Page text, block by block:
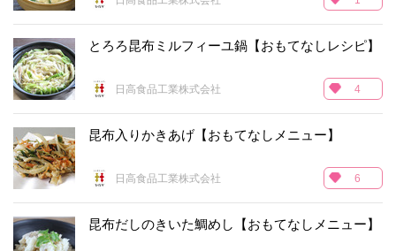
とろろ昆布ミルフィーユ鍋【おもてなしレシピ】
日高食品工業株式会社 4
昆布入りかきあげ【おもてなしメニュー】
日高食品工業株式会社 6
昆布だしのきいた鯛めし【おもてなしメニュー】